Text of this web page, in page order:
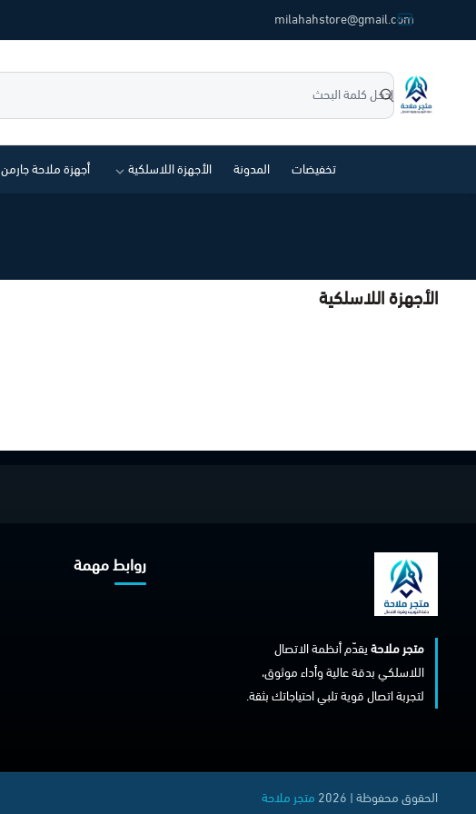
common.titles.skip_to_main_content
milahahstore@gmail.com
متجر ملاحة
تخفيضات المدونة الأجهزة اللاسلكية أجهزة ملاحة جارمن
الأجهزة اللاسلكية
متجر ملاحةيقدّم أنظمة الاتصال
اللاسلكي بدقة عالية وأداء موثوق،
لتجربة اتصال قوية تلبي احتياجاتك بثقة.
روابط مهمة
الحقوق محفوظة | 2026 متجر ملاحة